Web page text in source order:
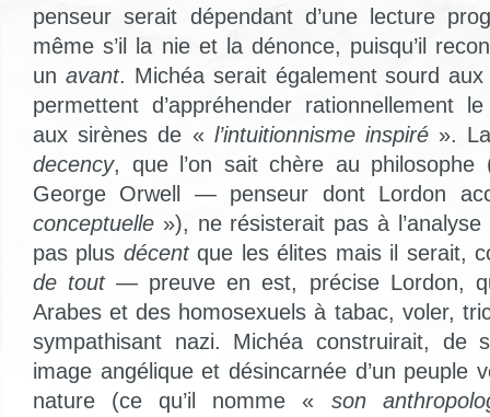
penseur serait dépendant d’une lecture
même s’il la nie et la dénonce, puisqu’il
un avant. Michéa serait également sourd
permettent d’appréhender rationnellement
aux sirènes de « l’intuitionnisme inspiré ».
decency, que l’on sait chère au philosophe
George Orwell —penseur dont Lordon
conceptuelle »), ne résisterait pas à
pas plus décentque les élites mais il serait,
de tout — preuve en est, précise Lordon,
Arabes et des homosexuels à tabac, voler,
sympathisant nazi. Michéa construirait, de
image angélique et désincarnée d’un peuple
nature (ce qu’il nomme « son